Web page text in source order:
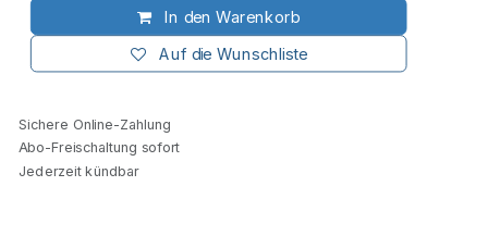
In den Warenkorb
Auf die Wunschliste
Sichere Online-Zahlung
Abo-Freischaltung sofort
Jederzeit kündbar